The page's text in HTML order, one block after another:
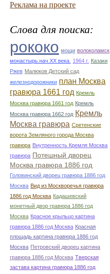
Реклама на проекте
Слова для поиска:
рококо мощи волоколамск
монастырь.нач.ХХ века.
1964 г. Казаки
Ржев Малюков Детский сад
железнодорожники план Москва
гравюра 1661 год Кремль
Москва гравюра 1661 год Кремль
Москва гравюра 1662 год Кремль
Москва гравюра Сретенские
ворота Земляного города Москва
гравюра Внутренность Кремля Москва
гравюра Потешный дворец
Москва гравюра 1886 год
Головинский дворец гравюра 1886 год
Москва Вид из Москворечья гравюра
1886 год Москва Кадашевский
монетный двор гравюра 1886 год
Москва Красное крыльцо картина
гравюра 1886 год Москва Красная
площадь картина гравюра 1886 год
Москва Петровский дворец картина
гравюра 1886 год Москва Тверская
застава картина гравюра 1886 год